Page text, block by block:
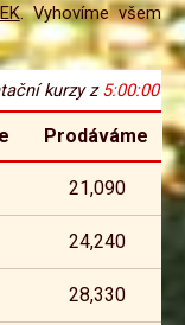
. Vyhovíme všem
5:00:00
Prodá­váme
21,090
24,240
28,330